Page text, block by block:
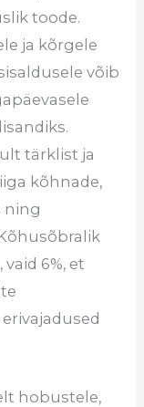
toode.
ja kõrgele
võib
tärklist ja
kõhnade,
ning
6%, et
hobustele,